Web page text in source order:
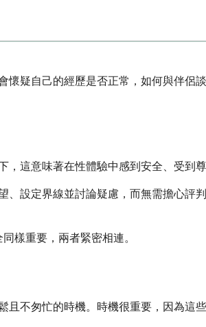
疑自己的經歷是否正常，如何與伴侶
這意味著在性體驗中感到安全、受到尊
設定界線並討論疑慮，而無需擔心評
樣重要，兩者緊密相連。
不匆忙的時機。時機很重要，因為這